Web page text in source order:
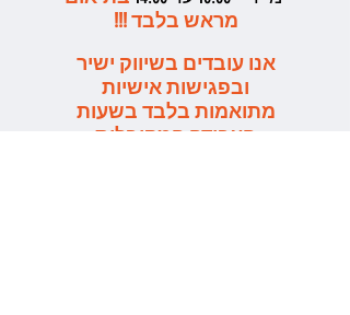
מראש בלבד !!!
אנו עובדים בשיווק ישיר
ובפגישות אישיות
מתואמות בלבד בשעות
העבודה המקובלות